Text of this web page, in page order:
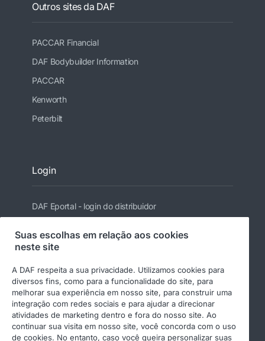
Outros sites da DAF
PACCAR Financial
DAF Bodybuilder Information
PACCAR
Kenworth
Peterbilt
Login
DAF Eportal - login do distribuidor
Suas escolhas em relação aos cookies
neste site
A DAF respeita a sua privacidade. Utilizamos cookies para
diversos fins, como para a funcionalidade do site, para
melhorar sua experiência em nosso site, para construir uma
integração com redes sociais e para ajudar a direcionar
atividades de marketing dentro e fora do nosso site. Ao
continuar sua visita em nosso site, você concorda com o uso
de cookies. No entanto, caso você queira personalizar suas